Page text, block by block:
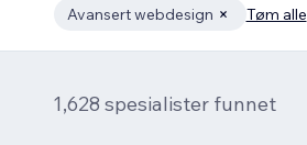
Avansert webdesign Tøm alle
1,628 spesialister funnet